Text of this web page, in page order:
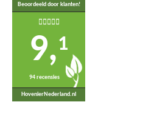
Beoordeeld door klanten!
9,1
94 recensies
HovenierNederland.nl